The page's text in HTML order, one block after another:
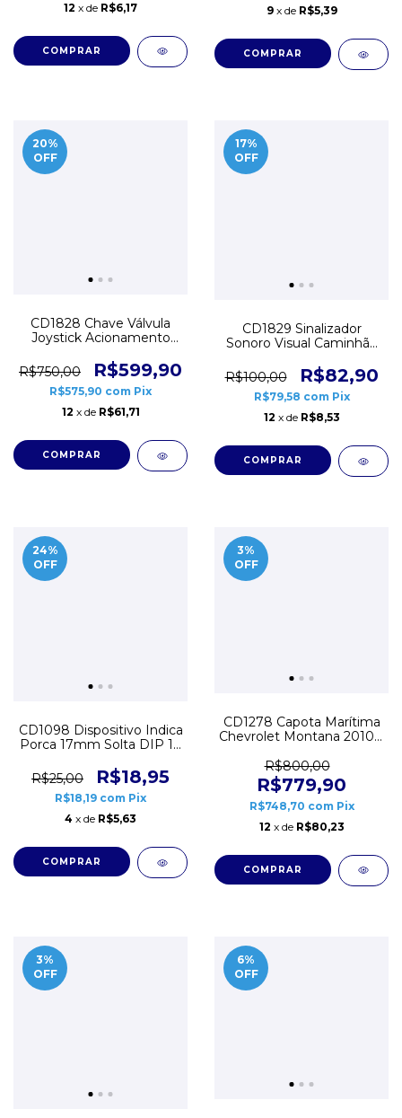
12 x de R$6,17
9 x de R$5,39
20%
OFF
CD1828 Chave Válvula
Joystick Acionamento
Sensor Caçamba
Levantada Bivolt
R$750,00 R$599,90
R$575,90 com Pix
12 x de R$61,71
17%
OFF
CD1829 Sinalizador
Sonoro Visual Caminhão
Caçamba Levantada
Bivolt
R$100,00 R$82,90
R$79,58 com Pix
12 x de R$8,53
24%
OFF
CD1098 Dispositivo Indica
Porca 17mm Solta DIP 17
R$25,00
R$18,95
R$18,19 com Pix
4 x de R$5,63
3%
OFF
CD1278 Capota Marítima
Chevrolet Montana 2010 a
R$800,00
R$779,90
R$748,70 com Pix
12 x de R$80,23
3%
OFF
6%
OFF